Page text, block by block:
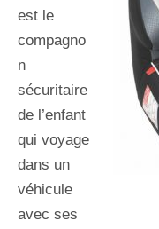
est le
compagno
n
sécuritaire
de l’enfant
qui voyage
dans un
véhicule
avec ses